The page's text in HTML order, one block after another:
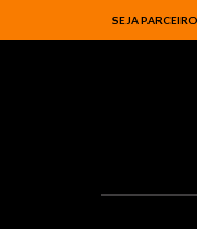
SEJA PARCEIRO